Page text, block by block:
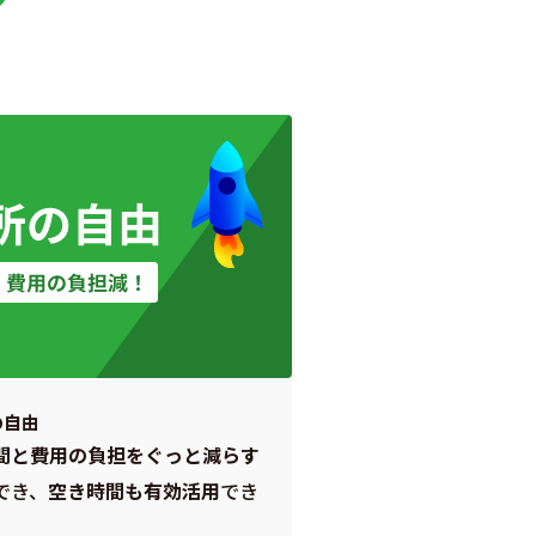
由
と費用の負担をぐっと減らす
、 空き時間も有効活用でき